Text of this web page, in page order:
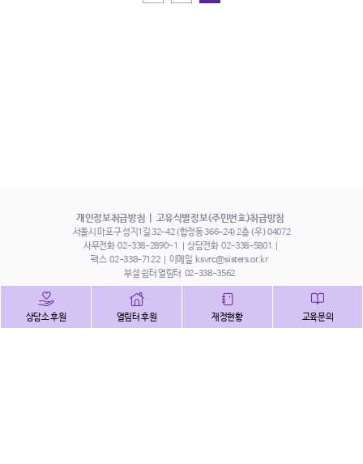
개인정보취급방침 고유식별정보(주민번호)취급방침
서울시 마포구 성지1길 32-42 (합정동 366-24) 2층 (우) 04072
사무전화 02-338-2890~1 상담전화 02-338-5801
팩스 02-338-7122 이메일 ksvrc@sisters.or.kr
부설 쉼터 열림터 02-338-3562
상담소 후원 열림터 후원 재정현황 교육문의